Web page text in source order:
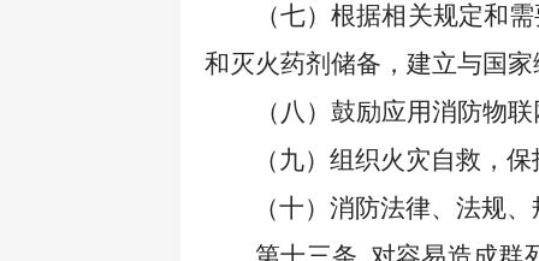
（七）根据相关规定和
和灭火药剂储备，建立与国
（八）鼓励应用消防物
（九）组织火灾自救，
（十）消防法律、法规